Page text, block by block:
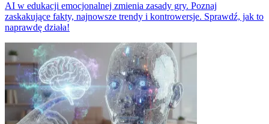
AI w edukacji emocjonalnej zmienia zasady gry. Poznaj
zaskakujące fakty, najnowsze trendy i kontrowersje. Sprawdź, jak to
naprawdę działa!